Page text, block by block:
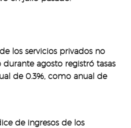
los servicios privados no
agosto registró tasas
de 0.3%, como anual de
de ingresos de los